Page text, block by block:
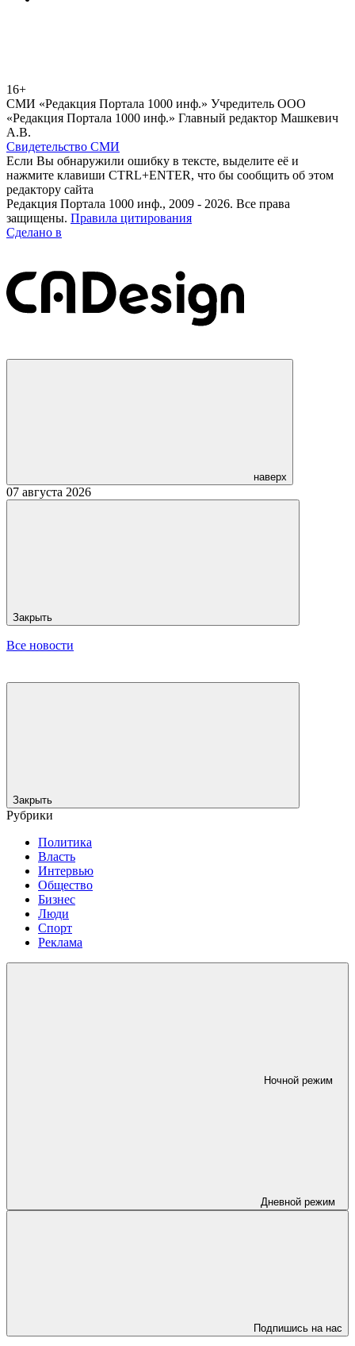
16+
СМИ «Редакция Портала 1000 инф.» Учредитель ООО
«Редакция Портала 1000 инф.» Главный редактор Машкевич
А.В.
Свидетельство СМИ
Если Вы обнаружили ошибку в тексте, выделите её и
нажмите клавиши CTRL+ENTER, что бы сообщить об этом
редактору сайта
Редакция Портала 1000 инф., 2009 - 2026. Все права
защищены. Правила цитирования
Сделано в
наверх
07 августа 2026
Закрыть
Все новости
Закрыть
Рубрики
Политика
Власть
Интервью
Общество
Бизнес
Люди
Спорт
Реклама
Ночной режим
Дневной режим
Подпишись на нас